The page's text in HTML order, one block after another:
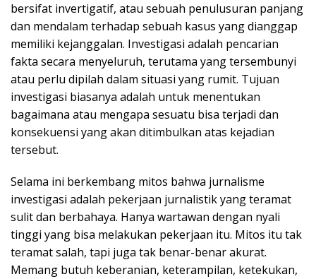
bersifat invertigatif, atau sebuah penulusuran panjang
dan mendalam terhadap sebuah kasus yang dianggap
memiliki kejanggalan. Investigasi adalah pencarian
fakta secara menyeluruh, terutama yang tersembunyi
atau perlu dipilah dalam situasi yang rumit. Tujuan
investigasi biasanya adalah untuk menentukan
bagaimana atau mengapa sesuatu bisa terjadi dan
konsekuensi yang akan ditimbulkan atas kejadian
tersebut.
Selama ini berkembang mitos bahwa jurnalisme
investigasi adalah pekerjaan jurnalistik yang teramat
sulit dan berbahaya. Hanya wartawan dengan nyali
tinggi yang bisa melakukan pekerjaan itu. Mitos itu tak
teramat salah, tapi juga tak benar-benar akurat.
Memang butuh keberanian, keterampilan, ketekukan,